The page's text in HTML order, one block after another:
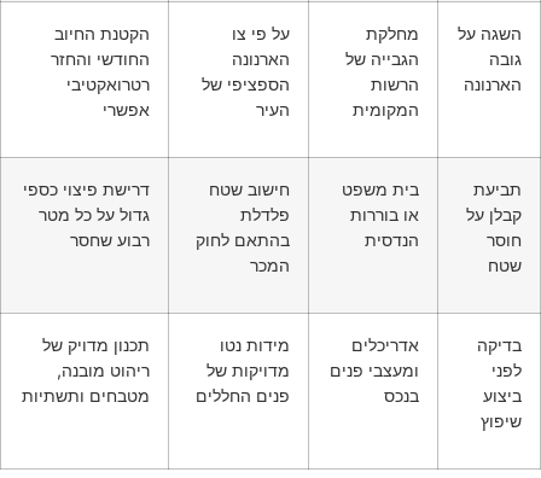
השגה על
גובה
הארנונה
מחלקת
הגבייה של
הרשות
המקומית
על פי צו
הארנונה
הספציפי של
העיר
הקטנת החיוב
החודשי והחזר
רטרואקטיבי
אפשרי
תביעת
קבלן על
חוסר
שטח
בית משפט
או בוררות
הנדסית
חישוב שטח
פלדלת
בהתאם לחוק
המכר
דרישת פיצוי כספי
גדול על כל מטר
רבוע שחסר
בדיקה
לפני
ביצוע
שיפוץ
אדריכלים
ומעצבי פנים
בנכס
מידות נטו
מדויקות של
פנים החללים
תכנון מדויק של
ריהוט מובנה,
מטבחים ותשתיות